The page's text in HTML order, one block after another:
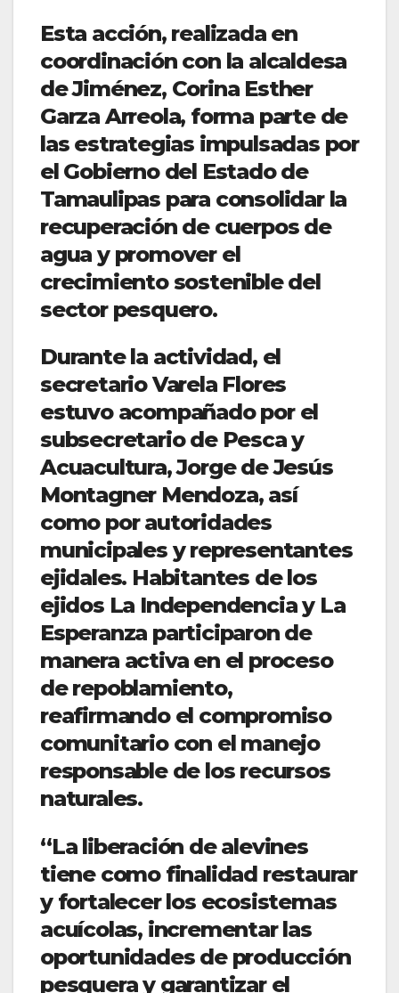
Esta acción, realizada en
coordinación con la alcaldesa
de Jiménez, Corina Esther
Garza Arreola, forma parte de
las estrategias impulsadas por
el Gobierno del Estado de
Tamaulipas para consolidar la
recuperación de cuerpos de
agua y promover el
crecimiento sostenible del
sector pesquero.
Durante la actividad, el
secretario Varela Flores
estuvo acompañado por el
subsecretario de Pesca y
Acuacultura, Jorge de Jesús
Montagner Mendoza, así
como por autoridades
municipales y representantes
ejidales. Habitantes de los
ejidos La Independencia y La
Esperanza participaron de
manera activa en el proceso
de repoblamiento,
reafirmando el compromiso
comunitario con el manejo
responsable de los recursos
naturales.
“La liberación de alevines
tiene como finalidad restaurar
y fortalecer los ecosistemas
acuícolas, incrementar las
oportunidades de producción
pesquera y garantizar el